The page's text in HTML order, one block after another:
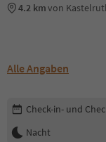
4.2 kmvon
Alle Angaben
Buchungsdetails
Check-in- und
Nacht